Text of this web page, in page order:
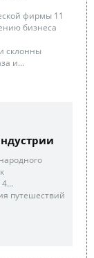
фирмы 11
бизнеса
склонны
и...
путешествий